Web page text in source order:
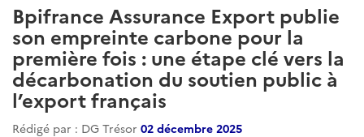
Bpifrance Assurance Export publie
son empreinte carbone pour la
première fois : une étape clé vers la
décarbonation du soutien public à
l’export français
Rédigé par : DG Trésor 02 décembre 2025